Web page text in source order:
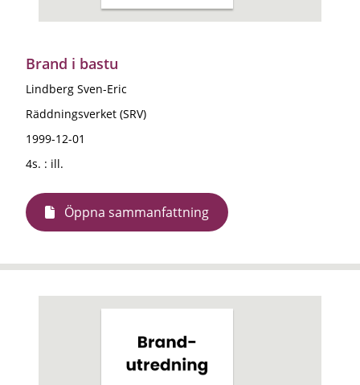
Brand i bastu
Lindberg Sven-Eric
Räddningsverket (SRV)
1999-12-01
4s. : ill.
Öppna sammanfattning